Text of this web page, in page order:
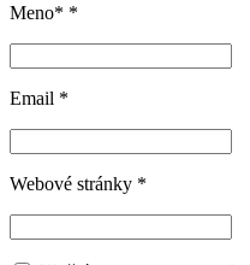
Meno* *
Email *
Webové stránky *